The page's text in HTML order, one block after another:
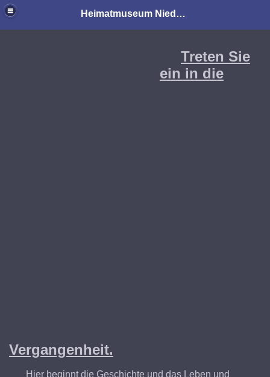
Heimatmuseum Niedereschach
Treten Sie
ein in die
Vergangenheit.
Hier beginnt die Geschichte und das Leben und